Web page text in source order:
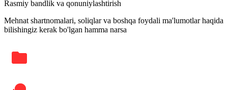
Rasmiy bandlik va qonuniylashtirish
Mehnat shartnomalari, soliqlar va boshqa foydali ma'lumotlar haqida
bilishingiz kerak bo'lgan hamma narsa